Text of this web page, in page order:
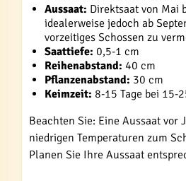
Aussaat: Direktsaat von Mai
idealerweise jedoch ab
vorzeitiges Schossen zu
Saattiefe: 0,5-1 cm
Reihenabstand: 40 cm
Pflanzenabstand: 30 cm
Keimzeit: 8-15 Tage bei 15-
Beachten Sie: Eine Aussaat vor
niedrigen Temperaturen zum
Planen Sie Ihre Aussaat